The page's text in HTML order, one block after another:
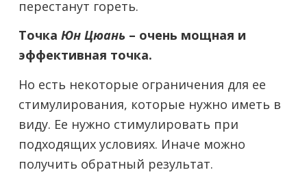
перестанут гореть.
Точка Юн Цюань – очень мощная и
эффективная точка.
Но есть некоторые ограничения для ее
стимулирования, которые нужно иметь в
виду. Ее нужно стимулировать при
подходящих условиях. Иначе можно
получить обратный результат.